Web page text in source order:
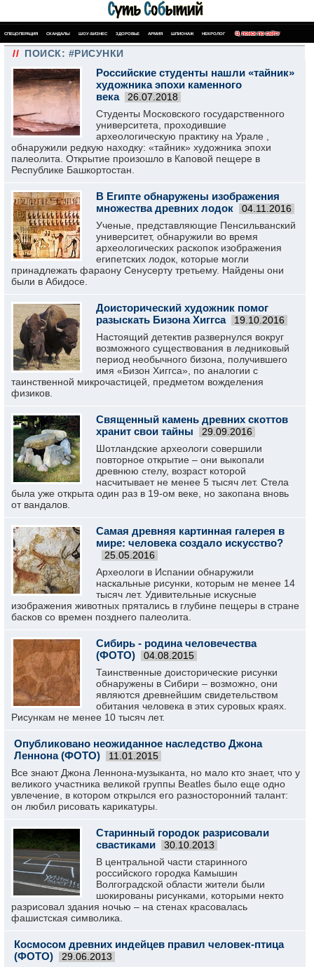
СПЕЦОПЕРАЦИЯ СКАНДАЛЫ ШОУ-БИЗНЕС ЗДОРОВЬЕ АРМИЯ ШПИОНАЖ НЕКРОЛОГ ПОИСК ПО САЙТУ
// ПОИСК: #РИСУНКИ
Российские студенты нашли «тайник»
художника эпохи каменного
века
26.07.2018
Студенты Московского государственного
университета, проходившие
археологическую практику на Урале ,
обнаружили редкую находку: «тайник» художника эпохи
палеолита. Открытие произошло в Каповой пещере в
Республике Башкортостан.
В Египте обнаружены изображения
множества древних лодок
04.11.2016
Ученые, представляющие Пенсильванский
университет, обнаружили во время
археологических раскопок изображения
египетских лодок, которые могли
принадлежать фараону Сенусерту третьему. Найдены они
были в Абидосе.
Доисторический художник помог
разыскать Бизона Хиггса
19.10.2016
Настоящий детектив развернулся вокруг
возможного существования в ледниковый
период необычного бизона, получившего
имя «Бизон Хиггса», по аналогии с
таинственной микрочастицей, предметом вожделения
физиков.
Священный камень древних скоттов
хранит свои тайны
29.09.2016
Шотландские археологи совершили
повторное открытие – они выкопали
древнюю стелу, возраст которой
насчитывает не менее 5 тысяч лет. Стела
была уже открыта один раз в 19-ом веке, но закопана вновь
от вандалов.
Самая древняя картинная галерея в
мире: человека создало искусство?
25.05.2016
Археологи в Испании обнаружили
наскальные рисунки, которым не менее 14
тысяч лет. Удивительные искусные
изображения животных прятались в глубине пещеры в стране
басков со времен позднего палеолита.
Сибирь - родина человечества
(ФОТО)
04.08.2015
Таинственные доисторические рисунки
обнаружены в Сибири – возможно, они
являются древнейшим свидетельством
обитания человека в этих суровых краях.
Рисункам не менее 10 тысяч лет.
Опубликовано неожиданное наследство Джона
Леннона (ФОТО)
11.01.2015
Все знают Джона Леннона-музыканта, но мало кто знает, что у
великого участника великой группы Beatles было еще одно
увлечение, в котором открылся его разносторонний талант:
он любил рисовать карикатуры.
Старинный городок разрисовали
свастиками
30.10.2013
В центральной части старинного
российского городка Камышин
Волгоградской области жители были
шокированы рисунками, которыми некто
разрисовал здания ночью – на стенах красовалась
фашистская символика.
Космосом древних индейцев правил человек-птица
(ФОТО)
29.06.2013